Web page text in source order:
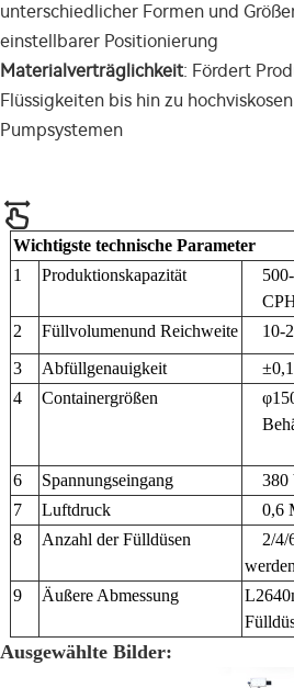
unterschiedlicher Formen und
einstellbarer Positionierung
Materialverträglichkeit: Fördert
Flüssigkeiten bis hin zu
Pumpsystemen
Wichtigste technische Parameter
1
Produktionskapazität
2
Füllvolumenund Reichweite
10-
3
Abfüllgenauigkeit
4
Containergrößen
6 Spannungseingang
380
7
Luftdruck
0,6
8
Anzahl der Fülldüsen
2/4/
9
Äußere Abmessung
Ausgewählte Bilder: